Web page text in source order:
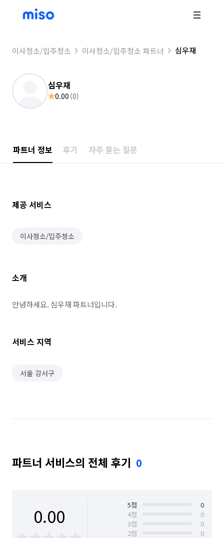
이사청소/입주청소 이사청소/입주청소 파트너 심우재
심우재
0.00 (0)
파트너 정보 후기 자주 묻는 질문
제공 서비스
이사청소/입주청소
소개
안녕하세요. 심우재 파트너입니다.
서비스 지역
서울 강서구
파트너 서비스의 전체 후기 0
0.00 5점
0
4점
0
3점
0
2점
0